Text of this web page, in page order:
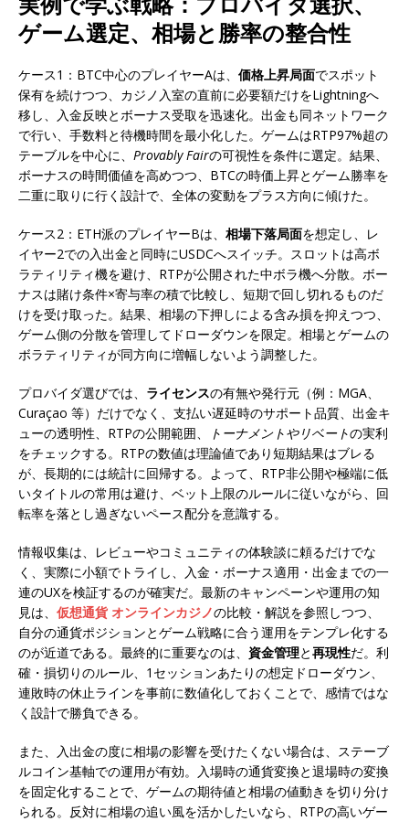
ゲーム選定、相場と勝率の整合性
ケース1：BTC中心のプレイヤーAは、 価格上昇局面でスポット
保有を続けつつ、カジノ入室の直前に必要額だけをLightningへ
移し、入金反映とボーナス受取を迅速化。出金も同ネットワーク
で行い、手数料と待機時間を最小化した。ゲームはRTP97%超の
テーブルを中心に、 Provably Fairの可視性を条件に選定。結果、
ボーナスの時間価値を高めつつ、BTCの時価上昇とゲーム勝率を
二重に取りに行く設計で、全体の変動をプラス方向に傾けた。
ケース2：ETH派のプレイヤーBは、 相場下落局面を想定し、レ
イヤー2での入出金と同時にUSDCへスイッチ。スロットは高ボ
ラティリティ機を避け、RTPが公開された中ボラ機へ分散。ボー
ナスは賭け条件×寄与率の積で比較し、短期で回し切れるものだ
けを受け取った。結果、相場の下押しによる含み損を抑えつつ、
ゲーム側の分散を管理してドローダウンを限定。相場とゲームの
ボラティリティが同方向に増幅しないよう調整した。
プロバイダ選びでは、 ライセンスの有無や発行元（例：MGA、
Curaçao 等）だけでなく、支払い遅延時のサポート品質、出金キ
ューの透明性、RTPの公開範囲、
トーナメントやリベートの実利
をチェックする。RTPの数値は理論値であり短期結果はブレる
が、長期的には統計に回帰する。よって、RTP非公開や極端に低
いタイトルの常用は避け、ベット上限のルールに従いながら、回
転率を落とし過ぎないペース配分を意識する。
情報収集は、レビューやコミュニティの体験談に頼るだけでな
く、実際に小額でトライし、入金・ボーナス適用・出金までの一
連のUXを検証するのが確実だ。最新のキャンペーンや運用の知
見は、 仮想通貨 オンラインカジノの比較・解説を参照しつつ、
自分の通貨ポジションとゲーム戦略に合う運用をテンプレ化する
のが近道である。最終的に重要なのは、 資金管理と再現性だ。利
確・損切りのルール、1セッションあたりの想定ドローダウン、
連敗時の休止ラインを事前に数値化しておくことで、感情ではな
く設計で勝負できる。
また、入出金の度に相場の影響を受けたくない場合は、ステーブ
ルコイン基軸での運用が有効。入場時の通貨変換と退場時の変換
を固定化することで、ゲームの期待値と相場の値動きを切り分け
られる。反対に相場の追い風を活かしたいなら、RTPの高いゲー